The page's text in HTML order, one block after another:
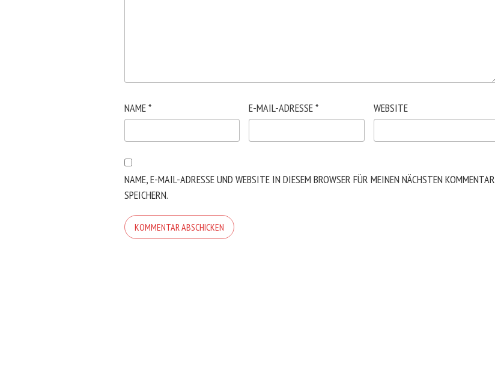
NAME* E-MAIL-ADRESSE* WEBSITE
NAME, E-MAIL-ADRESSE UND WEBSITE IN DIESEM BROWSER FÜR MEINEN NÄCHSTEN KOMMENTAR
SPEICHERN.